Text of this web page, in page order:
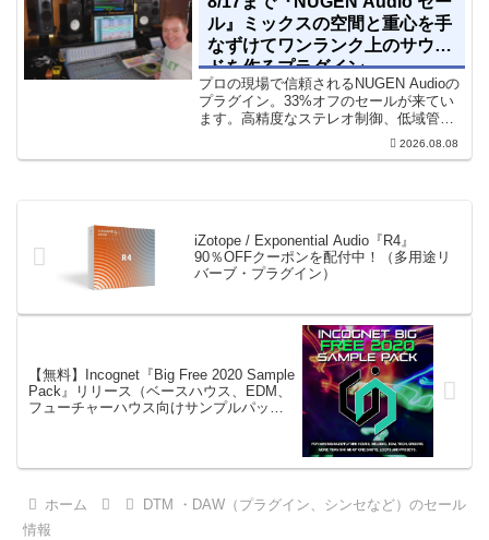
ル』ミックスの空間と重心を手
なずけてワンランク上のサウン
ドを作るプラグイン
プロの現場で信頼されるNUGEN Audioの
プラグイン。33%オフのセールが来てい
ます。高精度なステレオ制御、低域管
理、リバーブツールが揃っています。モ
2026.08.08
iZotope / Exponential Audio『R4』
90％OFFクーポンを配付中！（多用途リ
バーブ・プラグイン）
【無料】Incognet『Big Free 2020 Sample
Pack』リリース（ベースハウス、EDM、
フューチャーハウス向けサンプルパッ
ホーム
DTM ・DAW（プラグイン、シンセなど）のセール
情報